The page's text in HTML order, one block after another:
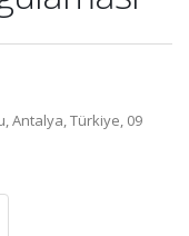
Antalya, Türkiye, 09